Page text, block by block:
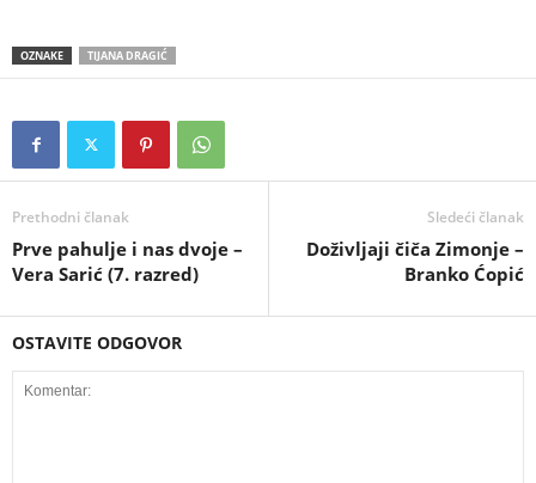
OZNAKE TIJANA DRAGIĆ
Prethodni članak
Prve pahulјe i nas dvoje –
Vera Sarić (7. razred)
Sledeći članak
Doživljaji čiča Zimonje –
Branko Ćopić
OSTAVITE ODGOVOR